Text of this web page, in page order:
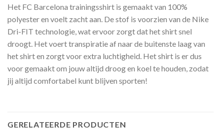
Het FC Barcelona trainingsshirt is gemaakt van 100%
polyester en voelt zacht aan. De stof is voorzien van de Nike
Dri-FIT technologie, wat ervoor zorgt dat het shirt snel
droogt. Het voert transpiratie af naar de buitenste laag van
het shirt en zorgt voor extra luchtigheid. Het shirt is er dus
voor gemaakt om jouw altijd droog en koel te houden, zodat
jij altijd comfortabel kunt blijven sporten!
GERELATEERDE PRODUCTEN